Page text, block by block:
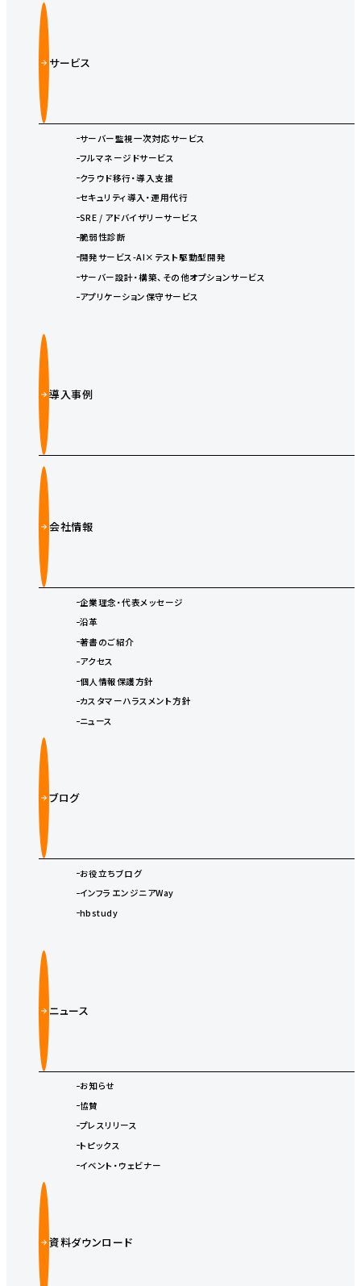
サービス
サーバー監視一次対応サービス
フルマネージドサービス
クラウド移行・導入支援
セキュリティ導入・運用代行
SRE / アドバイザリーサービス
脆弱性診断
開発サービス-AI×テスト駆動型開発
サーバー設計・構築、その他オプションサービス
アプリケーション保守サービス
導入事例
会社情報
企業理念・代表メッセージ
沿革
著書のご紹介
アクセス
個人情報保護方針
カスタマーハラスメント方針
ニュース
ブログ
お役立ちブログ
インフラエンジニアWay
hbstudy
ニュース
お知らせ
協賛
プレスリリース
トピックス
イベント・ウェビナー
資料ダウンロード